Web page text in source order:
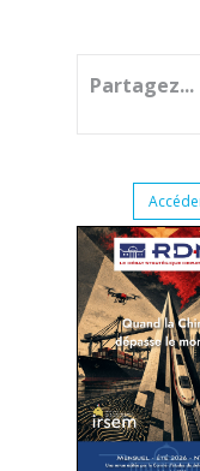
Partagez...